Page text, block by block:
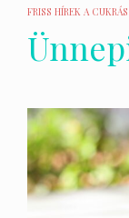
FRISS HÍREK A